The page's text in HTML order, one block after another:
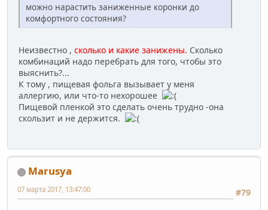
можно нарастить заниженные коронки до
комфортного состояния?
Неизвестно , сколько и какие занижены. Сколько
комбинаций надо перебрать для того, чтобы это
выяснить?...
К тому , пищевая фольга вызывает у меня
аллергию, или что-то нехорошее
Пищевой пленкой это сделать очень трудно -она
скользит и не держится.
Marusya
#79
07 марта 2017, 13:47:00